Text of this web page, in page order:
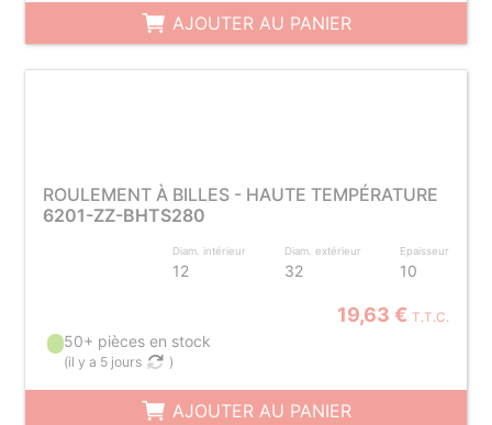
AJOUTER AU PANIER
ROULEMENT À BILLES - HAUTE TEMPÉRATURE
6201-ZZ-BHTS280
Diam. intérieur
12
Diam. extérieur
32
Epaisseur
10
19,63 € T.T.C.
50+ pièces en stock
(il y a 5 jours )
AJOUTER AU PANIER